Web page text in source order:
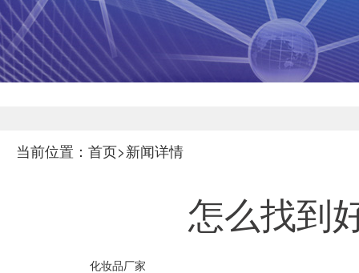
当前位置：首页>新闻详情
怎么找到
化妆品厂家